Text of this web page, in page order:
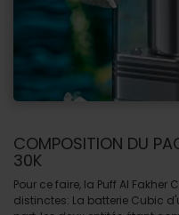
COMPOSITION DU
30K
Pour ce faire, la Puff Al
distinctes: La batterie Cubic